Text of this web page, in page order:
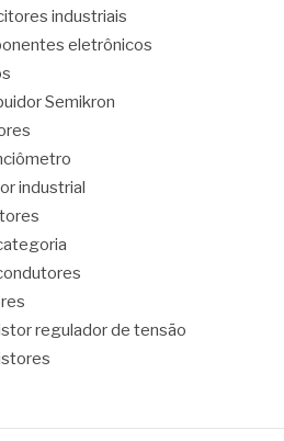
industriais
eletrônicos
Semikron
industrial
regulador de tensão